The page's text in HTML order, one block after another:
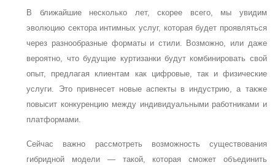
В ближайшие несколько лет, скорее всего, мы увидим
эволюцию сектора интимных услуг, которая будет проявляться
через разнообразные форматы и стили. Возможно, или даже
вероятно, что будущие куртизанки будут комбинировать свой
опыт, предлагая клиентам как цифровые, так и физические
услуги. Это привнесет новые аспекты в индустрию, а также
повысит конкуренцию между индивидуальными работниками и
платформами.
Сейчас важно рассмотреть возможность существования
гибридной модели — такой, которая сможет объединить